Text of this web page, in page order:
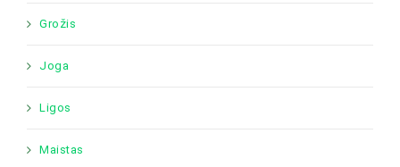
Grožis
Joga
Ligos
Maistas